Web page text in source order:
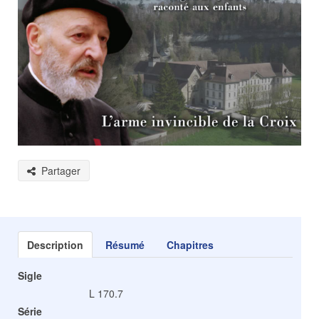
Partager
Description Résumé Chapitres
Sigle
L 170.7
Série